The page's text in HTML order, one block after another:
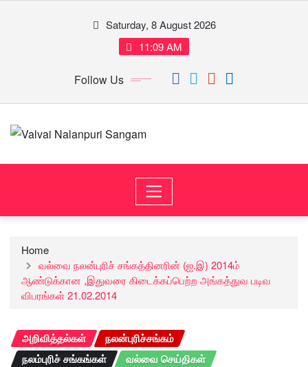
Saturday, 8 August 2026
11:09 AM
Follow Us
Home
வல்வை நலன்புரிச் சங்கத்தினரின் (ஐ.இ) 2014ம்
ஆண்டுக்கான ,இதுவரை கிடைக்கப்பெற்ற அங்கத்துவ படிவ
விபரங்கள் 21.02.2014
அறிவித்தல்கள்
நலன்புரிச்சங்கம்
நலம்புரிச் சங்கங்கள்
வல்வை செய்திகள்